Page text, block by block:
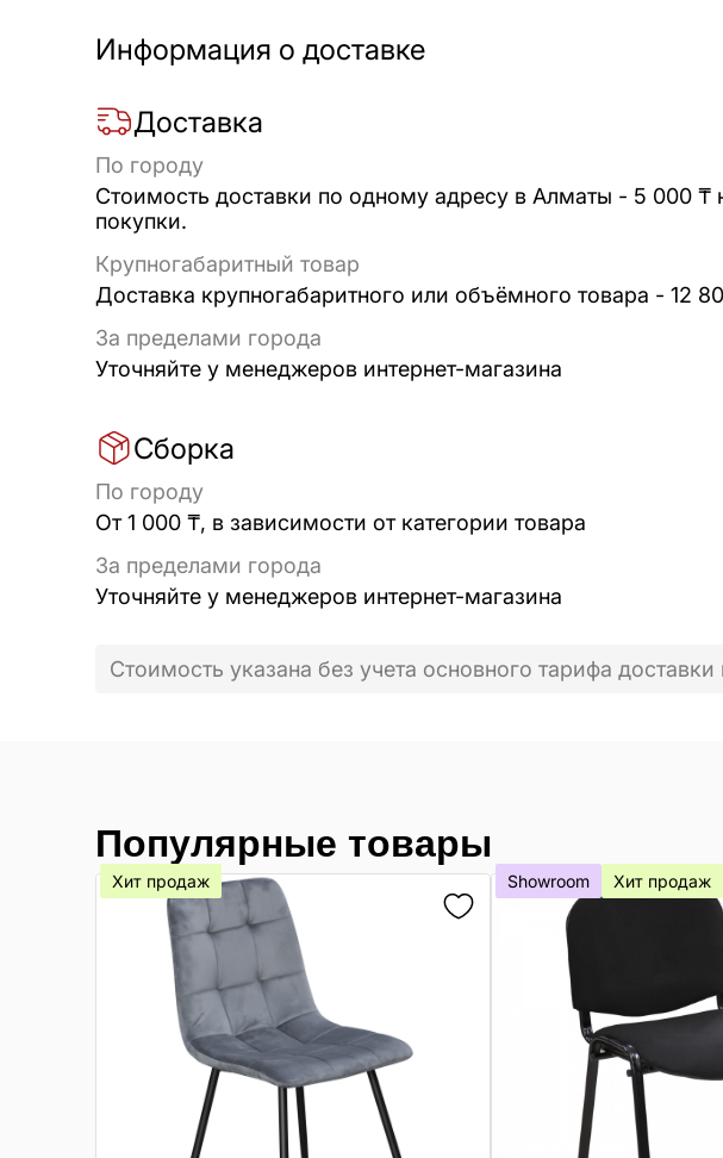
Информация о доставке
Доставка
По городу
Стоимость доставки по одному адресу в Алматы - 5 000
покупки.
Крупногабаритный товар
Доставка крупногабаритного или объёмного товара - 12
За пределами города
Уточняйте у менеджеров интернет-магазина
Сборка
По городу
От 1 000 ₸, в зависимости от категории товара
За пределами города
Уточняйте у менеджеров интернет-магазина
Стоимость указана без учета основного тарифа доставки
Популярные товары
Хит продаж Showroom Хит продаж